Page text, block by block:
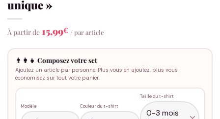
unique »
À partir de 15,99€ / par article
👨‍👩‍👧 Composez votre set
Ajoutez un article par personne. Plus vous en ajoutez, plus vous
économisez sur tout votre panier.
Modèle Couleur du t-shirt
Taille du t-shirt